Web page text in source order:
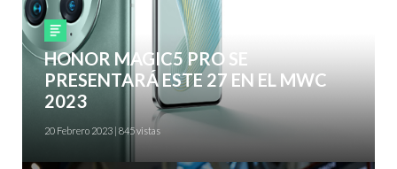
Smartphones
HONOR MAGIC5 PRO SE
PRESENTARÁ ESTE 27 EN EL MWC
2023
20 Febrero 2023 | 845 vistas